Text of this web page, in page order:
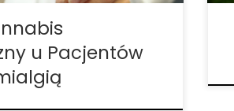
u Pacjentów